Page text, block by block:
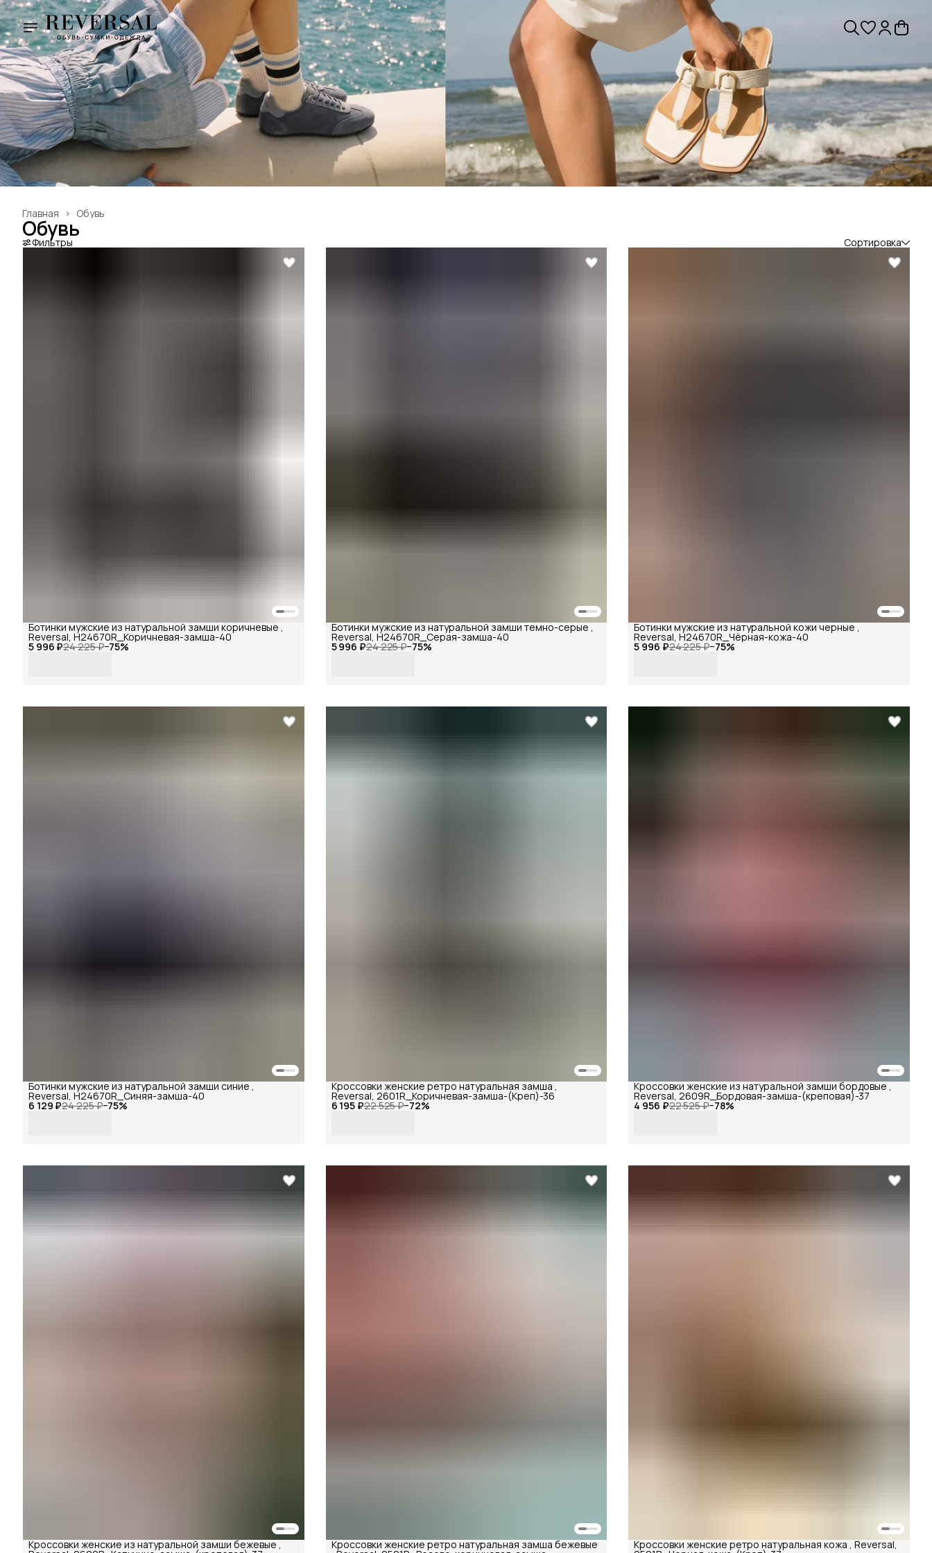
Обувь
Главная ›
Обувь
Фильтры Сортировка
5 996 ₽24 225 ₽−75%
Ботинки мужские из натуральной замши коричневые ,
Reversal, H24670R_Коричневая-замша-40
5 996 ₽24 225 ₽−75%
Ботинки мужские из натуральной замши темно-серые ,
Reversal, H24670R_Серая-замша-40
5 996 ₽24 225 ₽−75%
Ботинки мужские из натуральной кожи черные ,
Reversal, H24670R_Чёрная-кожа-40
6 129 ₽24 225 ₽−75%
Ботинки мужские из натуральной замши синие ,
Reversal, H24670R_Синяя-замша-40
6 195 ₽22 525 ₽−72%
Кроссовки женские ретро натуральная замша ,
Reversal, 2601R_Коричневая-замша-(Креп)-36
4 956 ₽22 525 ₽−78%
Кроссовки женские из натуральной замши бордовые ,
Reversal, 2609R_Бордовая-замша-(креповая)-37
Кроссовки женские из натуральной замши бежевые , Кроссовки женские ретро натуральная замша бежевые Кроссовки женские ретро натуральная кожа , Reversal,